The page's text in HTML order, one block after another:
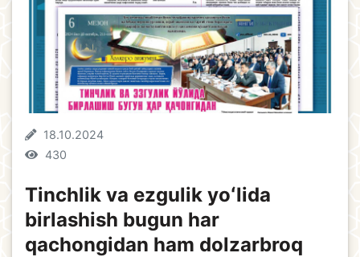
18.10.2024
430
Tinchlik va ezgulik yoʻlida
birlashish bugun har
qachongidan ham dolzarbroq